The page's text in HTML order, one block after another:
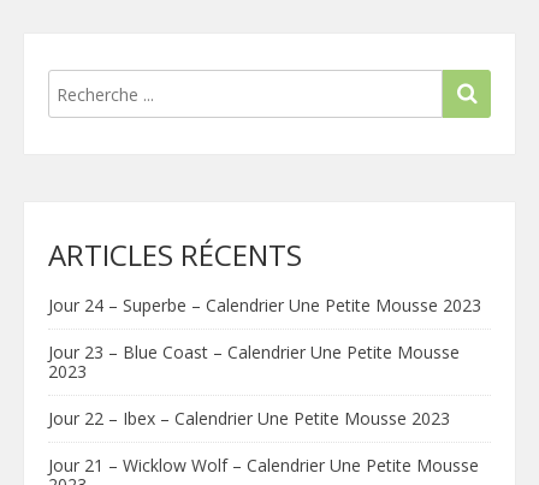
ARTICLES RÉCENTS
Jour 24 – Superbe – Calendrier Une Petite Mousse 2023
Jour 23 – Blue Coast – Calendrier Une Petite Mousse
2023
Jour 22 – Ibex – Calendrier Une Petite Mousse 2023
Jour 21 – Wicklow Wolf – Calendrier Une Petite Mousse